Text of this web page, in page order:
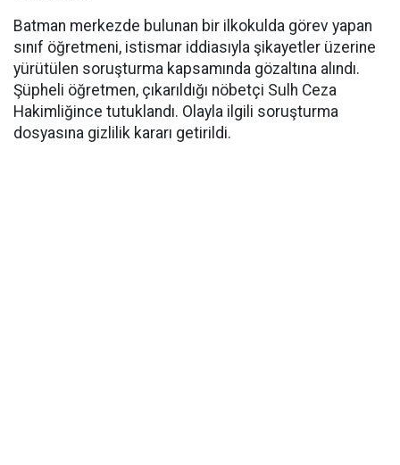
Batman merkezde bulunan bir ilkokulda görev yapan
sınıf öğretmeni, istismar iddiasıyla şikayetler üzerine
yürütülen soruşturma kapsamında gözaltına alındı.
Şüpheli öğretmen, çıkarıldığı nöbetçi Sulh Ceza
Hakimliğince tutuklandı. Olayla ilgili soruşturma
dosyasına gizlilik kararı getirildi.